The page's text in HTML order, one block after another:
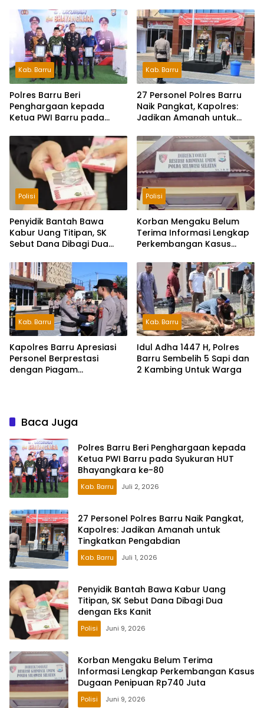
Kab. Barru
Polres Barru Beri
Penghargaan kepada
Ketua PWI Barru pada
Bhayangkara ke-80
Kab. Barru
27 Personel Polres Barru
Naik Pangkat, Kapolres:
Jadikan Amanah untuk
Polisi
Penyidik Bantah Bawa
Kabur Uang Titipan, SK
Sebut Dana Dibagi Dua
Polisi
Korban Mengaku Belum
Terima Informasi Lengkap
Perkembangan Kasus
Juta
Kab. Barru
Kapolres Barru Apresiasi
Personel Berprestasi
dengan Piagam
Kab. Barru
Idul Adha 1447 H, Polres
Barru Sembelih 5 Sapi dan
2 Kambing Untuk Warga
Baca Juga
Polres Barru Beri Penghargaan kepada
Ketua PWI Barru pada Syukuran HUT
Bhayangkara ke-80
Kab. Barru Juli 2, 2026
27 Personel Polres Barru Naik Pangkat,
Kapolres: Jadikan Amanah untuk
Tingkatkan Pengabdian
Kab. Barru Juli 1, 2026
Penyidik Bantah Bawa Kabur Uang
Titipan, SK Sebut Dana Dibagi Dua
dengan Eks Kanit
Polisi Juni 9, 2026
Korban Mengaku Belum Terima
Informasi Lengkap Perkembangan Kasus
Dugaan Penipuan Rp740 Juta
Polisi Juni 9, 2026